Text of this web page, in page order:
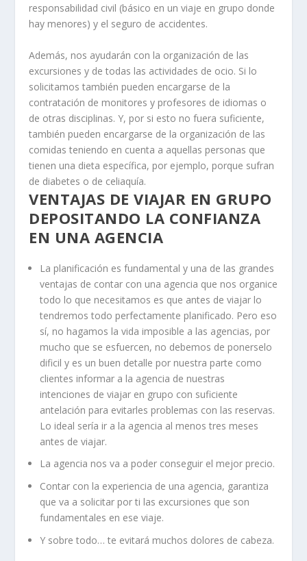
responsabilidad civil (básico en un viaje en grupo donde
hay menores) y el seguro de accidentes.
Además, nos ayudarán con la organización de las
excursiones y de todas las actividades de ocio. Si lo
solicitamos también pueden encargarse de la
contratación de monitores y profesores de idiomas o
de otras disciplinas. Y, por si esto no fuera suficiente,
también pueden encargarse de la organización de las
comidas teniendo en cuenta a aquellas personas que
tienen una dieta específica, por ejemplo, porque sufran
de diabetes o de celiaquía.
VENTAJAS DE VIAJAR EN GRUPO
DEPOSITANDO LA CONFIANZA
EN UNA AGENCIA
La planificación es fundamental y una de las grandes
ventajas de contar con una agencia que nos organice
todo lo que necesitamos es que antes de viajar lo
tendremos todo perfectamente planificado. Pero eso
sí, no hagamos la vida imposible a las agencias, por
mucho que se esfuercen, no debemos de ponerselo
dificil y es un buen detalle por nuestra parte como
clientes informar a la agencia de nuestras
intenciones de viajar en grupo con suficiente
antelación para evitarles problemas con las reservas.
Lo ideal sería ir a la agencia al menos tres meses
antes de viajar.
La agencia nos va a poder conseguir el mejor precio.
Contar con la experiencia de una agencia, garantiza
que va a solicitar por ti las excursiones que son
fundamentales en ese viaje.
Y sobre todo… te evitará muchos dolores de cabeza.